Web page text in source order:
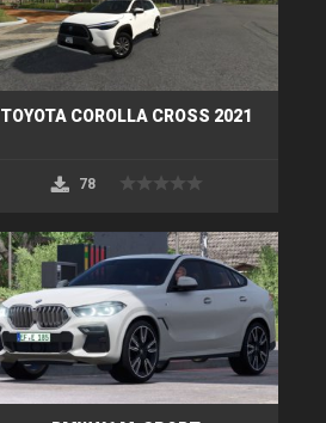
TOYOTA COROLLA CROSS 2021
78